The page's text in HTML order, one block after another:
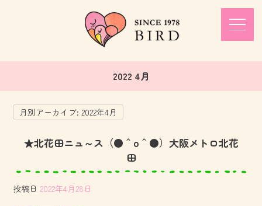
2022 4月
月別アーカイブ:2022年4月
★北花田ニュ～ス（●＾o＾●）大阪メトロ北花
田
投稿日 2022年4月28日